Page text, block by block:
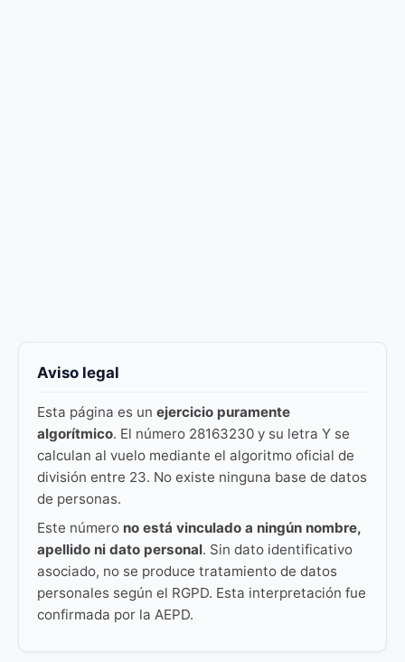
Aviso legal
Esta página es un ejercicio puramente
algorítmico. El número 28163230 y su letra Y se
calculan al vuelo mediante el algoritmo oficial de
división entre 23. No existe ninguna base de datos
de personas.
Este número no está vinculado a ningún nombre,
apellido ni dato personal. Sin dato identificativo
asociado, no se produce tratamiento de datos
personales según el RGPD. Esta interpretación fue
confirmada por la AEPD.